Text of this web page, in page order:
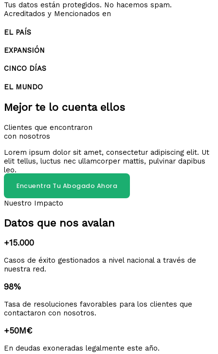
Tus datos están protegidos. No hacemos spam.
Acreditados y Mencionados en
EL PAÍS
EXPANSIÓN
CINCO DÍAS
EL MUNDO
Mejor te lo cuenta ellos
Clientes que encontraron
con nosotros
Lorem ipsum dolor sit amet, consectetur adipiscing elit. Ut
elit tellus, luctus nec ullamcorper mattis, pulvinar dapibus
leo.
Encuentra Tu Abogado Ahora
Nuestro Impacto
Datos que nos avalan
+15.000
Casos de éxito gestionados a nivel nacional a través de
nuestra red.
98%
Tasa de resoluciones favorables para los clientes que
contactaron con nosotros.
+50M€
En deudas exoneradas legalmente este año.